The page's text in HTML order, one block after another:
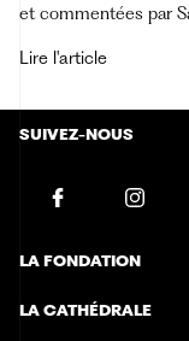
et commentées par
Lire l'article
LA FONDATION
Histoire de la Fondation
LA CATHÉDRALE
SUIVEZ-NOUS